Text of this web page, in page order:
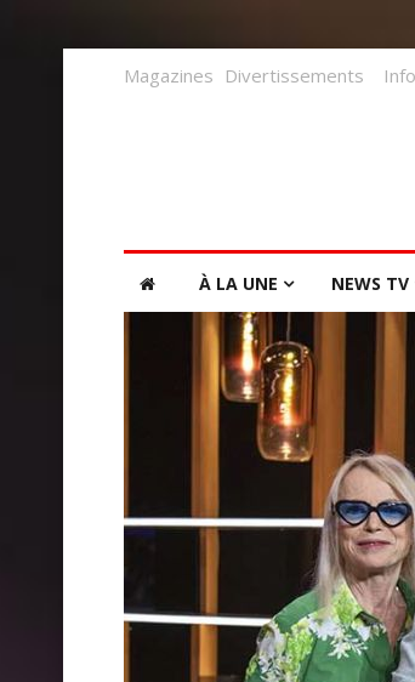
Magazines Divertissements
À LA UNE NEWS TV